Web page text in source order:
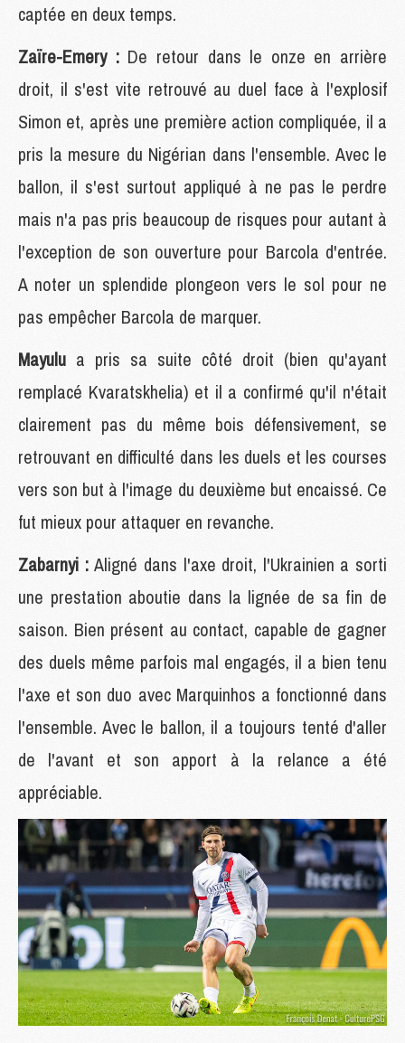
captée en deux temps.
Zaïre-Emery : De retour dans le onze en arrière
droit, il s'est vite retrouvé au duel face à l'explosif
Simon et, après une première action compliquée, il a
pris la mesure du Nigérian dans l'ensemble. Avec le
ballon, il s'est surtout appliqué à ne pas le perdre
mais n'a pas pris beaucoup de risques pour autant à
l'exception de son ouverture pour Barcola d'entrée.
A noter un splendide plongeon vers le sol pour ne
pas empêcher Barcola de marquer.
Mayulu a pris sa suite côté droit (bien qu'ayant
remplacé Kvaratskhelia) et il a confirmé qu'il n'était
clairement pas du même bois défensivement, se
retrouvant en difficulté dans les duels et les courses
vers son but à l'image du deuxième but encaissé. Ce
fut mieux pour attaquer en revanche.
Zabarnyi :Aligné dans l'axe droit, l'Ukrainien a sorti
une prestation aboutie dans la lignée de sa fin de
saison. Bien présent au contact, capable de gagner
des duels même parfois mal engagés, il a bien tenu
l'axe et son duo avec Marquinhos a fonctionné dans
l'ensemble. Avec le ballon, il a toujours tenté d'aller
de l'avant et son apport à la relance a été
appréciable.